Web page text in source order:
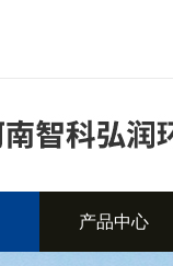
产品中心